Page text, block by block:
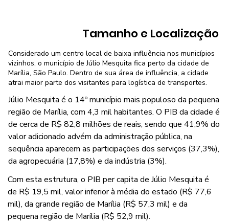
Tamanho e Localização
Considerado um centro local de baixa influência nos municípios
vizinhos, o município de Júlio Mesquita fica perto da cidade de
Marília, São Paulo. Dentro de sua área de influência, a cidade
atrai maior parte dos visitantes para logística de transportes.
Júlio Mesquita é o 14º município mais populoso da pequena
região de Marília, com 4,3 mil habitantes. O PIB da cidade é
de cerca de R$ 82,8 milhões de reais, sendo que 41,9% do
valor adicionado advém da administração pública, na
sequência aparecem as participações dos serviços (37,3%),
da agropecuária (17,8%) e da indústria (3%).
Com esta estrutura, o PIB per capita de Júlio Mesquita é
de R$ 19,5 mil, valor inferior à média do estado (R$ 77,6
mil), da grande região de Marília (R$ 57,3 mil) e da
pequena região de Marília (R$ 52,9 mil).